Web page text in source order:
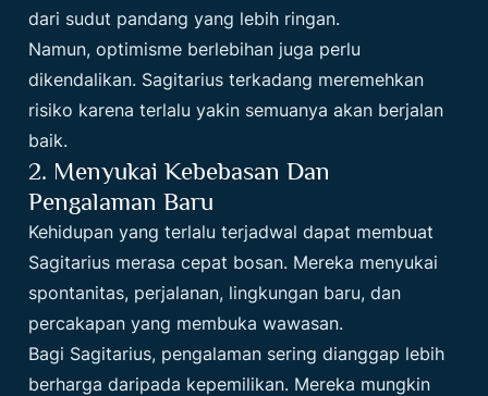
dari sudut pandang yang lebih ringan.
Namun, optimisme berlebihan juga perlu
dikendalikan. Sagitarius terkadang meremehkan
risiko karena terlalu yakin semuanya akan berjalan
baik.
2. Menyukai Kebebasan Dan
Pengalaman Baru
Kehidupan yang terlalu terjadwal dapat membuat
Sagitarius merasa cepat bosan. Mereka menyukai
spontanitas, perjalanan, lingkungan baru, dan
percakapan yang membuka wawasan.
Bagi Sagitarius, pengalaman sering dianggap lebih
berharga daripada kepemilikan. Mereka mungkin